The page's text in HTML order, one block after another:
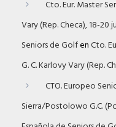
Cto. Eur. Master
Vary (Rep. Checa), 18-20
Seniors de GolfenCto.
G. C. Karlovy Vary (Rep.
CTO. Europeo
Sierra/Postolowo G.C.